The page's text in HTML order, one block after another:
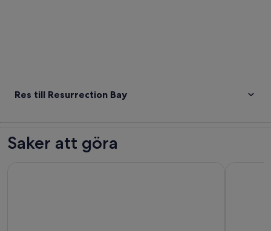
Res till Resurrection Bay
Saker att göra